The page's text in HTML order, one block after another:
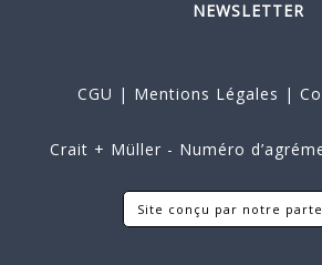
NEWSLETTER
CGU | Mentions Légales |
Crait + Müller - Numéro
Site conçu par notre